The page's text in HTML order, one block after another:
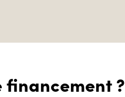
financement ?